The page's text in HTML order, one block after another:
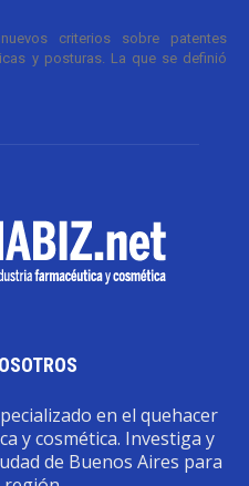
criterios sobre patentes
y posturas. La que se definió
en el quehacer
y cosmética. Investiga y
de Buenos Aires para